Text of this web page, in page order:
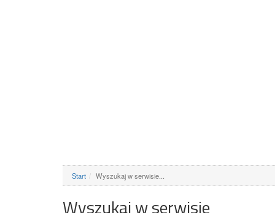
Start Wyszukaj w serwisie...
Wyszukaj w serwisie